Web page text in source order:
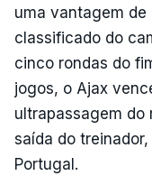
uma vantagem
classificado do
cinco rondas do
jogos, o Ajax
ultrapassagem do
saída do
Portugal.